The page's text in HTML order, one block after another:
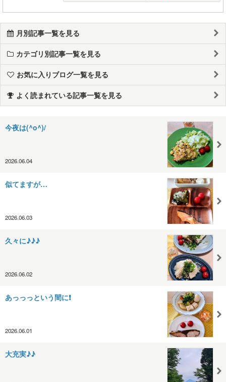
月別記事一覧を見る
カテゴリ別記事一覧を見る
お気に入りブログ一覧を見る
よく読まれている記事一覧を見る
今夜は(^o^)/
2026.06.04
似てますが…
2026.06.03
久々に♪♪♪
2026.06.02
あっっっという間に❗
2026.06.01
大充実♪♪